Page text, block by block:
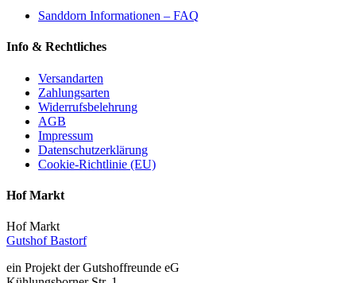
Sanddorn Informationen – FAQ
Info & Rechtliches
Versandarten
Zahlungsarten
Widerrufsbelehrung
AGB
Impressum
Datenschutzerklärung
Cookie-Richtlinie (EU)
Hof Markt
Hof Markt
Gutshof Bastorf
ein Projekt der Gutshoffreunde eG